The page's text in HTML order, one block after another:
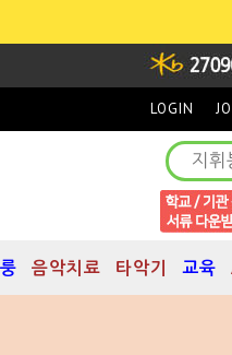
LOGIN
음악치료 타악기 교육